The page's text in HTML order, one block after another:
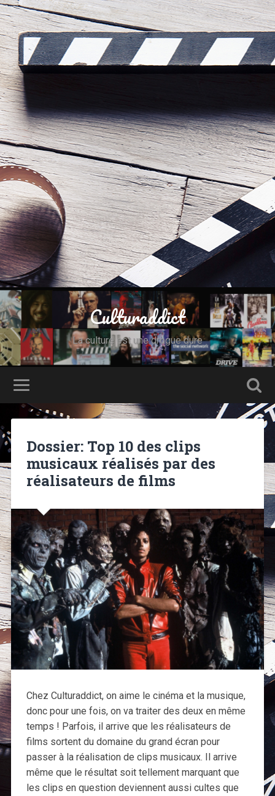
Culturaddict
La culture est une drogue dure
Dossier: Top 10 des clips
musicaux réalisés par des
réalisateurs de films
Chez Culturaddict, on aime le cinéma et la musique,
donc pour une fois, on va traiter des deux en même
temps ! Parfois, il arrive que les réalisateurs de
films sortent du domaine du grand écran pour
passer à la réalisation de clips musicaux. Il arrive
même que le résultat soit tellement marquant que
les clips en question deviennent aussi cultes que